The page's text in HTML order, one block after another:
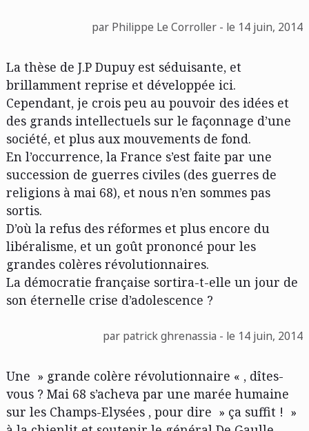
par Philippe Le Corroller - le 14 juin, 2014
La thèse de J.P Dupuy est séduisante, et
brillamment reprise et développée ici.
Cependant, je crois peu au pouvoir des idées et
des grands intellectuels sur le façonnage d’une
société, et plus aux mouvements de fond.
En l’occurrence, la France s’est faite par une
succession de guerres civiles (des guerres de
religions à mai 68), et nous n’en sommes pas
sortis.
D’où la refus des réformes et plus encore du
libéralisme, et un goût prononcé pour les
grandes colères révolutionnaires.
La démocratie française sortira-t-elle un jour de
son éternelle crise d’adolescence ?
par patrick ghrenassia - le 14 juin, 2014
Une » grande colère révolutionnaire « , dîtes-
vous ? Mai 68 s’acheva par une marée humaine
sur les Champs-Elysées , pour dire » ça suffit ! »